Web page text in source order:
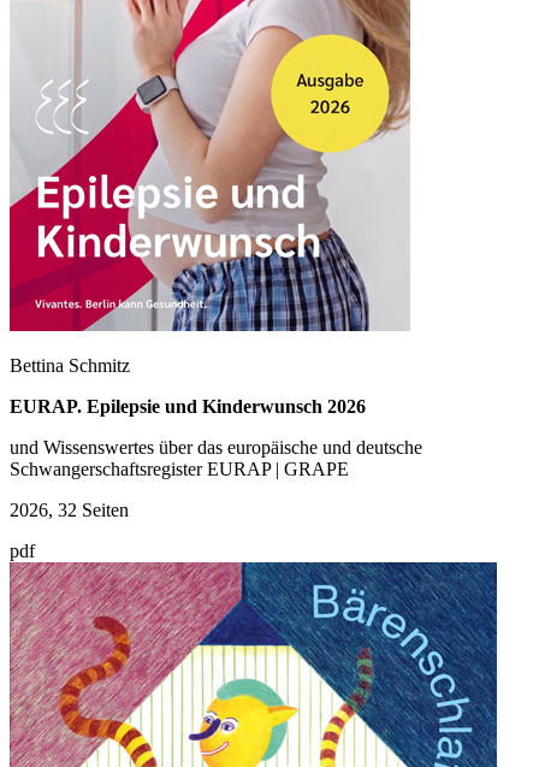
Bettina Schmitz
EURAP. Epilepsie und Kinderwunsch 2026
und Wissenswertes über das europäische und deutsche
Schwangerschaftsregister EURAP | GRAPE
2026, 32 Seiten
pdf